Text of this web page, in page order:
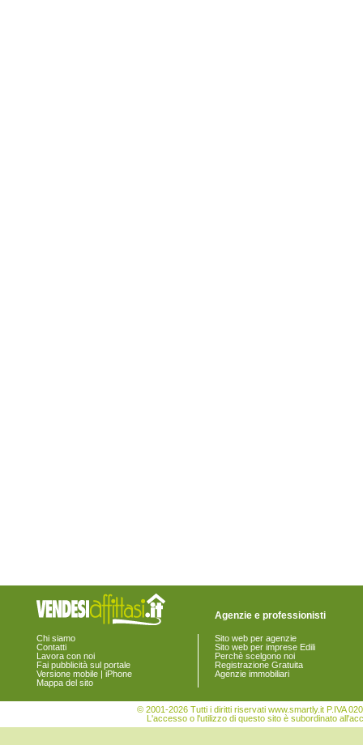
Chi siamo
Contatti
Lavora con noi
Fai pubblicità sul portale
Versione mobile | iPhone
Mappa del sito
Agenzie e professionisti
Sito web per agenzie
Sito web per imprese Edili
Perchè scelgono noi
Registrazione Gratuita
Agenzie immobiliari
© 2001-2026 Tutti i diritti riservati www.smartly.it P.IVA
L'accesso o l'utilizzo di questo sito è subordinato